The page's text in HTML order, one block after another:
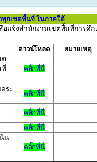
ทุกเขตพื้นที่ ในภาคใต้
ขตพื้นที่การศึกษ
ดาวน์โหลด หมายเหตุ
ต
ที่
คลิ๊กที่นี่
ระ
คลิ๊กที่นี่
คลิ๊กที่นี่
คลิ๊กที่นี่
น
คลิ๊กที่นี่